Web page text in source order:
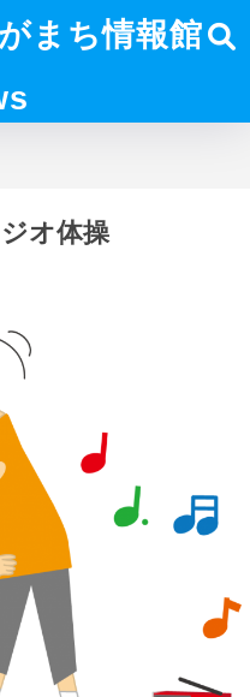
まち情報館
オ体操